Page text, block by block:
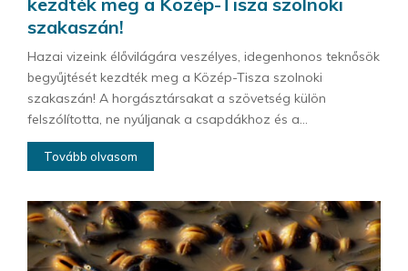
szakaszán!
Hazai vizeink élővilágára veszélyes, idegenhonos teknősök
begyűjtését kezdték meg a Közép-Tisza szolnoki
szakaszán! A horgásztársakat a szövetség külön
felszólította, ne nyúljanak a csapdákhoz és a...
Tovább olvasom